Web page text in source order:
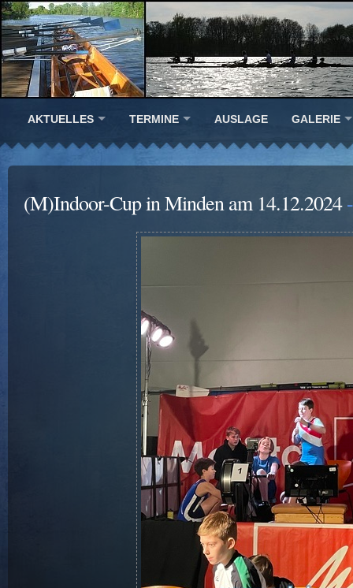
AKTUELLES TERMINE AUSLAGE GALERIE
(M)Indoor-Cup in Minden am 14.12.2024-